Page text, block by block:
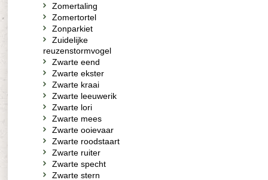
Zomertaling
Zomertortel
Zonparkiet
Zuidelijke
reuzenstormvogel
Zwarte eend
Zwarte ekster
Zwarte kraai
Zwarte leeuwerik
Zwarte lori
Zwarte mees
Zwarte ooievaar
Zwarte roodstaart
Zwarte ruiter
Zwarte specht
Zwarte stern